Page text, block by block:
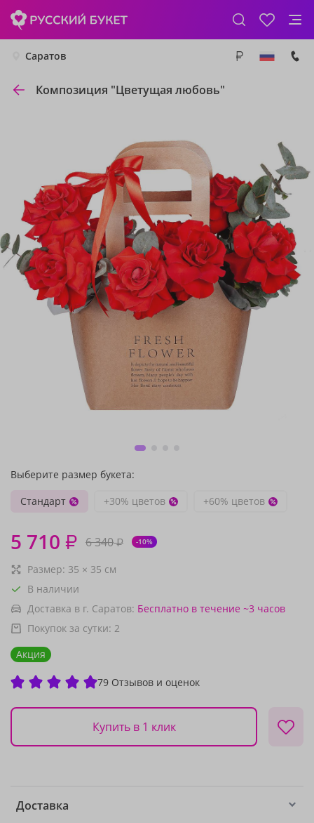
Саратов
Композиция "Цветущая любовь"
Выберите размер букета:
Стандарт
+30% цветов +60% цветов
5 710 ₽ 6 340₽ -10%
Размер: 35 × 35 см
В наличии
Доставка в г. Саратов: Бесплатно в течение ~3 часов
Покупок за сутки: 2
Акция
79 Отзывов и оценок
Купить в 1 клик
Доставка